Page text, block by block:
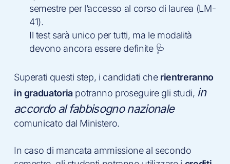
semestre per l’accesso al corso di laurea (LM-
41).
Il test sarà unico per tutti, ma le modalità
devono ancora essere definite 🩺
Superati questi step, i candidati che rientreranno
in graduatoriapotranno proseguire gli studi, in
accordo al fabbisogno nazionale
comunicato dal Ministero.
In caso di mancata ammissione al secondo